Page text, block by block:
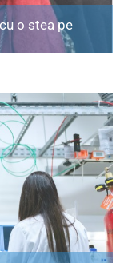
o stea pe
Margareta